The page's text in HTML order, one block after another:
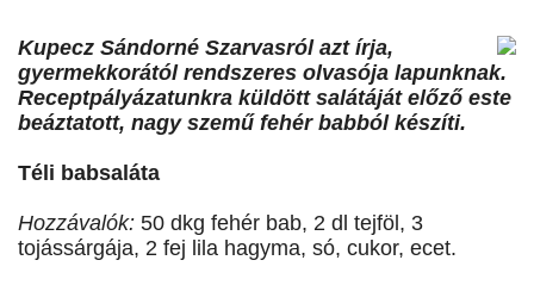
Kupecz Sándorné Szarvasról azt írja,
gyermekkorától rendszeres olvasója lapunknak.
Receptpályázatunkra küldött salátáját előző este
beáztatott, nagy szemű fehér babból készíti.
Téli babsaláta
Hozzávalók: 50 dkg fehér bab, 2 dl tejföl, 3
tojássárgája, 2 fej lila hagyma, só, cukor, ecet.